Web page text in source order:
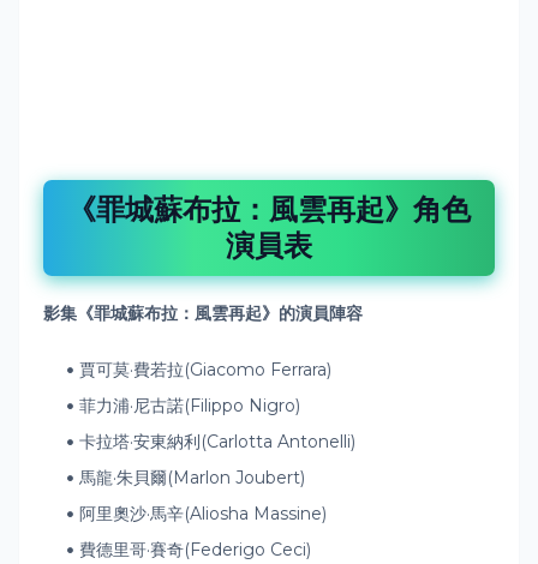
《罪城蘇布拉：風雲再起》角色
演員表
影集《罪城蘇布拉：風雲再起》的演員陣容
賈可莫·費若拉(Giacomo Ferrara)
菲力浦·尼古諾(Filippo Nigro)
卡拉塔·安東納利(Carlotta Antonelli)
馬龍·朱貝爾(Marlon Joubert)
阿里奧沙·馬辛(Aliosha Massine)
費德里哥·賽奇(Federigo Ceci)